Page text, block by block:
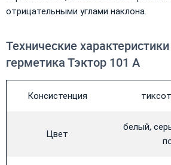
отрицательными углами наклона.
Технические
герметика Тэктор 101 А
Консистенция
Цвет
белый,